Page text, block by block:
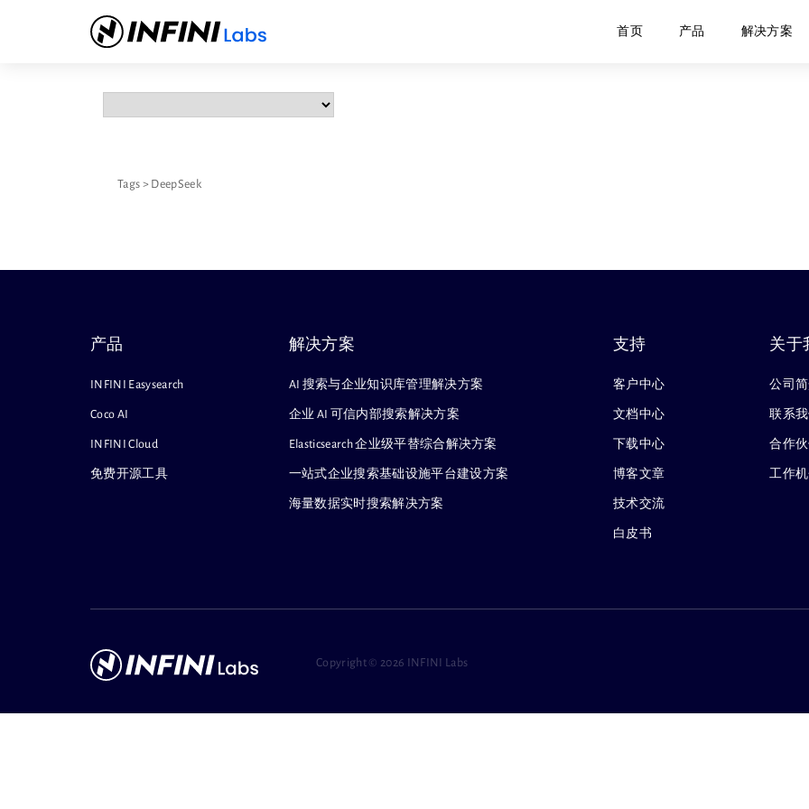
首页 产品 解决方案
Tags > DeepSeek
产品
INFINI Easysearch
Coco AI
INFINI Cloud
免费开源工具
解决方案
AI 搜索与企业知识库管理解决方案
企业 AI 可信内部搜索解决方案
Elasticsearch 企业级平替综合解决方案
一站式企业搜索基础设施平台建设方案
海量数据实时搜索解决方案
支持
客户中心
文档中心
下载中心
博客文章
技术交流
白皮书
关于
公司
联系我
合作
工作
Copyright © 2026 INFINI Labs